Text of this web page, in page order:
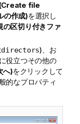
[Create file
の作成)を選択し
区切り付きファ
directors)、お
役立つその他の
へ)をクリックして
的なプロパティ